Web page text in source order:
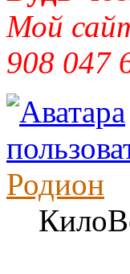
Мой
908 047
Родион